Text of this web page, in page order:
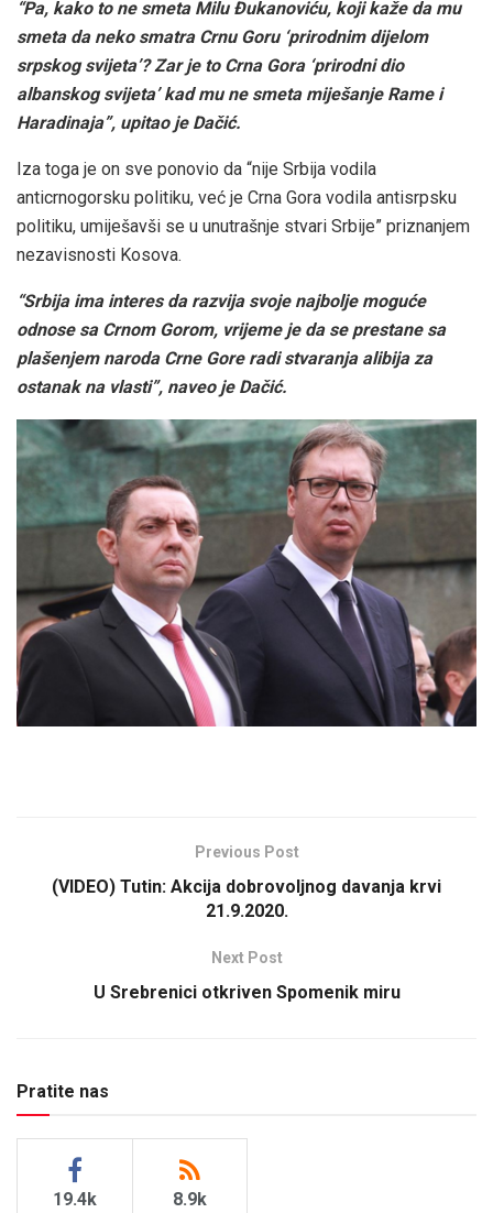
“Pa, kako to ne smeta Milu Đukanoviću, koji kaže da mu
smeta da neko smatra Crnu Goru ‘prirodnim dijelom
srpskog svijeta’? Zar je to Crna Gora ‘prirodni dio
albanskog svijeta’ kad mu ne smeta miješanje Rame i
Haradinaja”, upitao je Dačić.
Iza toga je on sve ponovio da “nije Srbija vodila
anticrnogorsku politiku, već je Crna Gora vodila antisrpsku
politiku, umiješavši se u unutrašnje stvari Srbije” priznanjem
nezavisnosti Kosova.
“Srbija ima interes da razvija svoje najbolje moguće
odnose sa Crnom Gorom, vrijeme je da se prestane sa
plašenjem naroda Crne Gore radi stvaranja alibija za
ostanak na vlasti”, naveo je Dačić.
Previous Post
(VIDEO) Tutin: Akcija dobrovoljnog davanja krvi
21.9.2020.
Next Post
U Srebrenici otkriven Spomenik miru
Pratite nas
19.4k 8.9k